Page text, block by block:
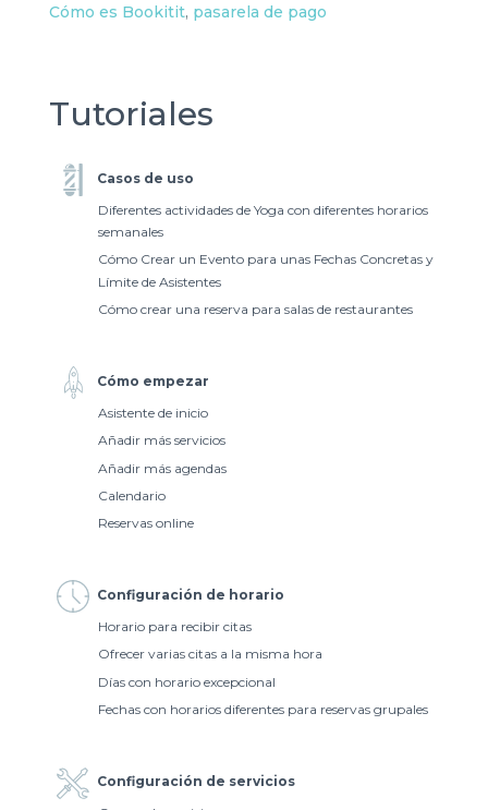
Cómo es Bookitit, pasarela de pago
Tutoriales
Casos de uso
Diferentes actividades de Yoga con diferentes horarios
semanales
Cómo Crear un Evento para unas Fechas Concretas y
Límite de Asistentes
Cómo crear una reserva para salas de restaurantes
Cómo empezar
Asistente de inicio
Añadir más servicios
Añadir más agendas
Calendario
Reservas online
Configuración de horario
Horario para recibir citas
Ofrecer varias citas a la misma hora
Días con horario excepcional
Fechas con horarios diferentes para reservas grupales
Configuración de servicios